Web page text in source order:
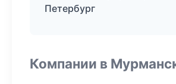
Петербург
Компании в